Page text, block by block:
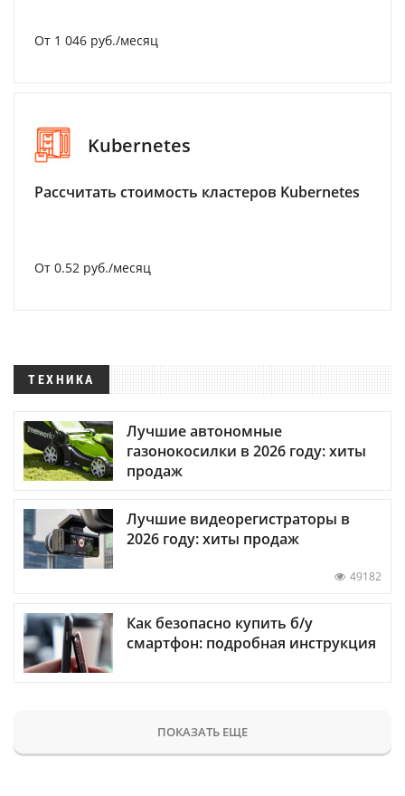
От 1 046 руб./месяц
Kubernetes
Рассчитать стоимость кластеров Kubernetes
От 0.52 руб./месяц
ТЕХНИКА
Лучшие автономные
газонокосилки в 2026 году: хиты
продаж
Лучшие видеорегистраторы в
2026 году: хиты продаж
49182
Как безопасно купить б/у
смартфон: подробная инструкция
ПОКАЗАТЬ ЕЩЕ